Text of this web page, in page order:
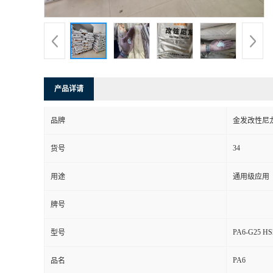
产品详请
品牌 金发改性尼
货号 34
用途 通用级应用
牌号
型号 PA6-G25
品名 PA6